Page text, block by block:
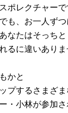
ポレクチャー
も、お一人ずつ
なたはそっちと
るに違いありま
かと
プするさまざ
・小林が参加